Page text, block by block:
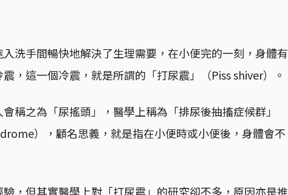
洗手間暢快地解決了生理需要，在小便完的一刻，身體有
，這一個冷震，就是所謂的「打尿震」（Piss shiver）。
稱之為「尿搖頭」，醫學上稱為「排尿後抽搐症候群」
），顧名思義，就是指在小便時或小便後，身體會不
，但其實醫學上對「打尿震」的研究卻不多，原因亦是推